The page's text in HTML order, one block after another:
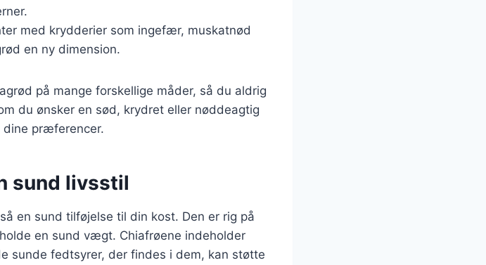
med krydderier som ingefær, muskatnød
en ny dimension.
på mange forskellige måder, så du aldrig
du ønsker en sød, krydret eller nøddeagtig
dine præferencer.
sund livsstil
en sund tilføjelse til din kost. Den er rig på
en sund vægt. Chiafrøene indeholder
sunde fedtsyrer, der findes i dem, kan støtte